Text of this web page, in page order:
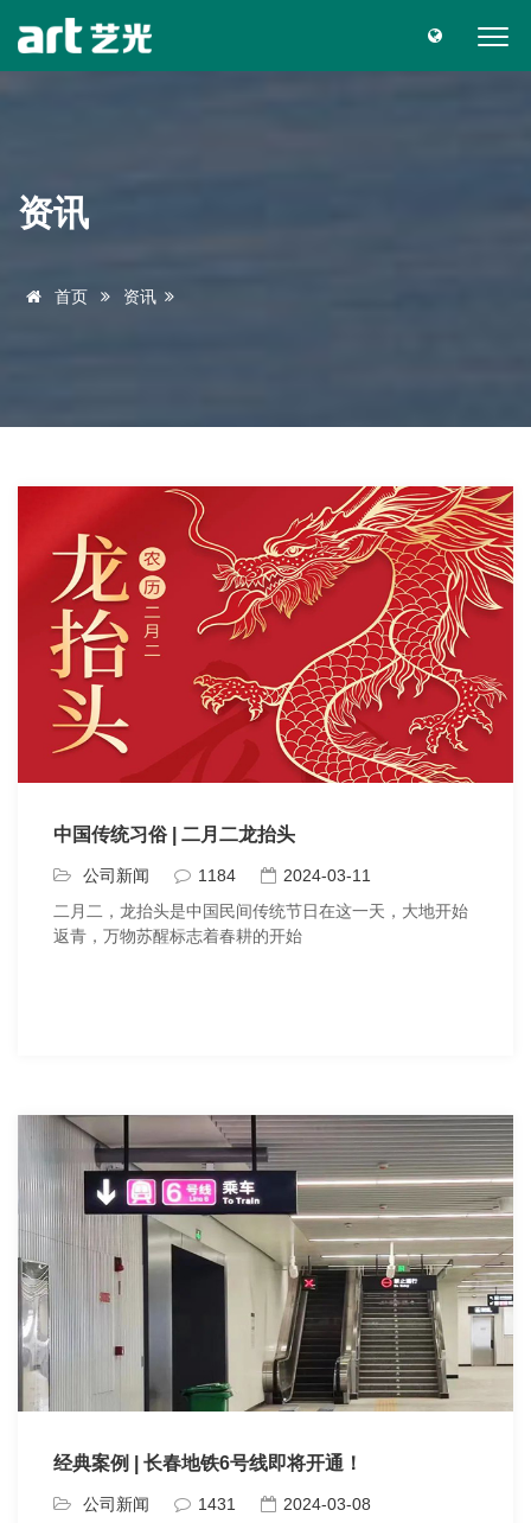
资讯
首页 资讯
中国传统习俗 | 二月二龙抬头
公司新闻 1184
2024-03-11
二月二，龙抬头是中国民间传统节日在这一天，大地开始
返青，万物苏醒标志着春耕的开始
经典案例 | 长春地铁6号线即将开通！
公司新闻 1431
2024-03-08